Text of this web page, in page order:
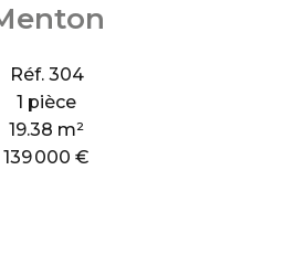
Réf. 304
1 pièce
19.38 m²
139 000 €